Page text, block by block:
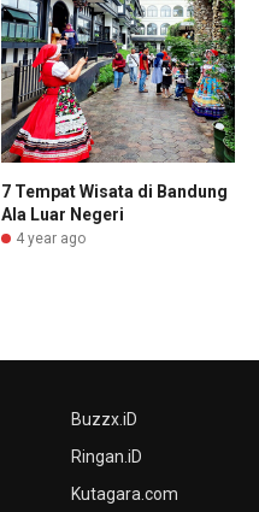
7 Tempat Wisata di Bandung
Ala Luar Negeri
4 year ago
Buzzx.iD
Ringan.iD
Kutagara.com